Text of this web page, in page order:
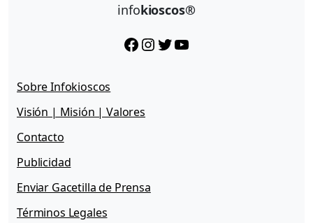
infokioscos®
Facebook InstagramTwitter YouTube
Sobre Infokioscos
Visión | Misión | Valores
Contacto
Publicidad
Enviar Gacetilla de Prensa
Términos Legales